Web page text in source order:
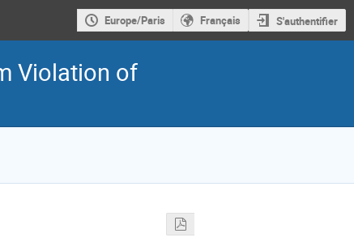
Europe/Paris Français S'authentifier
Violation of